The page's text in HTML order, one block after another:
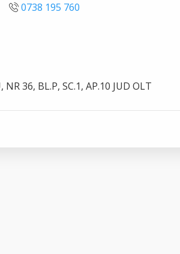
0738 195 760
NR 36, BL.P, SC.1, AP.10 JUD OLT